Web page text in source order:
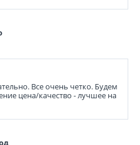
Все очень четко. Будем
цена/качество - лучшее на